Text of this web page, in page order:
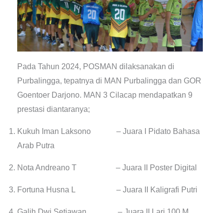
Pada Tahun 2024, POSMAN dilaksanakan di
Purbalingga, tepatnya di MAN Purbalingga dan GOR
Goentoer Darjono. MAN 3 Cilacap mendapatkan 9
prestasi diantaranya;
Kukuh Iman Laksono – Juara I Pidato Bahasa
Arab Putra
Nota Andreano T – Juara II Poster Digital
Fortuna Husna L – Juara II Kaligrafi Putri